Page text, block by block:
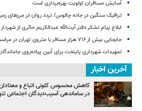
آسایش مسافران اولویت بهره‌برداری است
ترافیک سنگین در جاده چالوس/ تردد روان در مرزهای
ابلاغ پیام تشکر دفتر آیت‌الله عبدالکریم حائری از
جابجایی بیش از ۷۱۶ هزار مسافر با متروی تهران در مراسم جاماندگان اربعین حسینی
تمهیدات شهرداری پایتخت برای آیین پیاده‌روی
آخرین اخبار
کاهش محسوس کلونی اتباع و
در ساماندهی آسیب‌دیدگان اجتماعی